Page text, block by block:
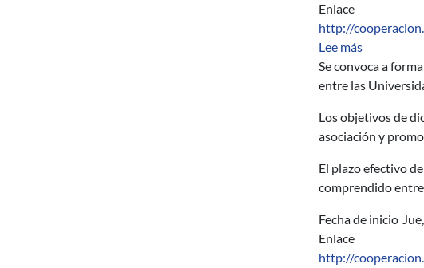
Enlace
http://
Lee mássobre
Se convoca a
entre las
Los objetivos de
asociación y
El plazo efectivo
comprendido
Fecha de inicio
Enlace
http://